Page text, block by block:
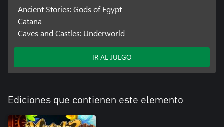
Ancient Stories: Gods of Egypt
Catana
Caves and Castles: Underworld
IR AL JUEGO
Ediciones que contienen este elemento